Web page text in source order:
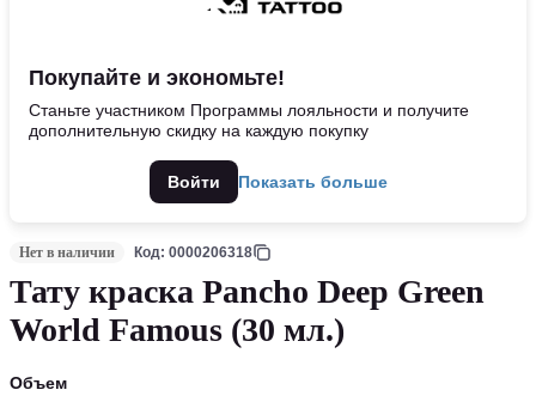
Покупайте и экономьте!
Станьте участником Программы лояльности и получите
дополнительную скидку на каждую покупку
Войти Показать больше
Нет в наличии Код: 0000206318
Тату краска Pancho Deep Green
World Famous (30 мл.)
Объем